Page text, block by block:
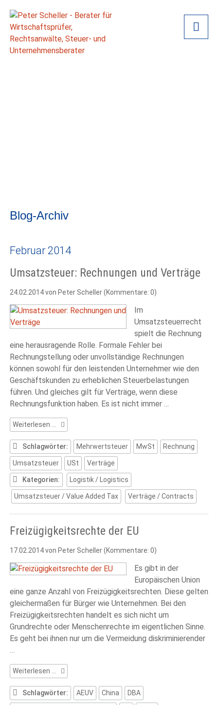
Blog-Archiv
Februar 2014
Umsatzsteuer: Rechnungen und Verträge
24.02.2014von Peter Scheller (Kommentare: 0)
Im
Umsatzsteuerrecht
spielt die Rechnung
eine herausragende Rolle. Formale Fehler bei
Rechnungstellung oder unvollständige Rechnungen
können sowohl für den leistenden Unternehmer wie den
Geschäftskunden zu erheblichen Steuerbelastungen
führen. Und gleiches gilt für Verträge, wenn diese
Rechnungsfunktion haben. Es ist nicht immer …
Weiterlesen …
Umsatzsteuer:
Rechnungen
und
Verträge
Schlagwörter: Mehrwertsteuer MwSt Rechnung
Umsatzsteuer USt Verträge
Kategorien: Logistik / Logistics
Umsatzsteuer / Value Added Tax Verträge / Contracts
Freizügigkeitsrechte der EU
17.02.2014von Peter Scheller (Kommentare: 0)
Es gibt in der
Europäischen Union
eine ganze Anzahl von Freizügigkeitsrechten. Diese gelten
gleichermaßen für Bürger wie Unternehmen. Bei den
Freizügigkeitsrechten handelt es sich nicht um
Grundrechte oder Menschenrechte im eigentlichen Sinne.
Es geht bei ihnen nur um die Vermeidung diskriminierender
…
Weiterlesen …
Freizügigkeitsrechte
der
EU
Schlagwörter: AEUV China DBA